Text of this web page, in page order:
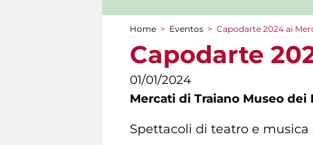
You are here
Home > Eventos > Capodarte 2024 ai
Capodarte
01/01/2024
Mercati di Traiano Museo dei
Spettacoli di teatro e